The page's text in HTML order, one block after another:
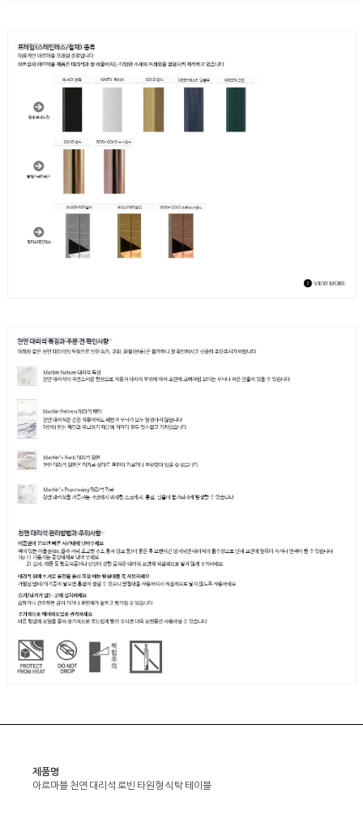
제품명
아르마블 천연 대리석 로빈 타원형 식탁 테이블